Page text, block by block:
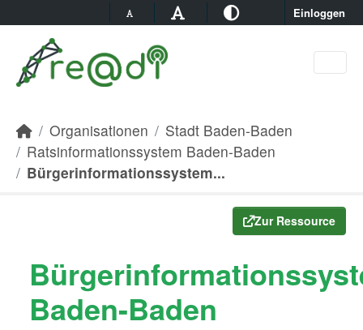
Einloggen
Organisationen
Stadt Baden-Baden
Ratsinformationssystem Baden-Baden
Bürgerinformationssystem...
Zur Ressource
Baden-Baden